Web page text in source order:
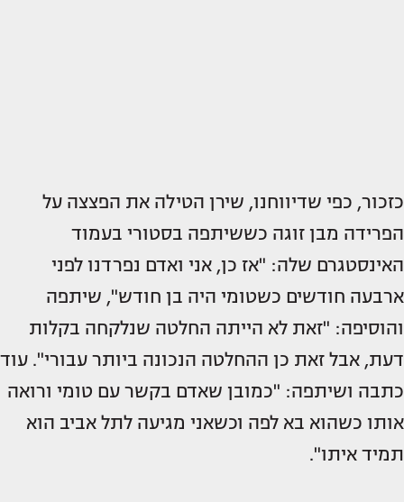
כזכור, כפי שדיווחנו, שירן הטילה את הפצצה על
הפרידה מבן זוגה כששיתפה בסטורי בעמוד
האינסטגרם שלה: "אז כן, אני ואדם נפרדנו לפני
ארבעה חודשים כשטומי היה בן חודש", שיתפה
והוסיפה: "זאת לא הייתה החלטה שנלקחה בקלות
דעת, אבל זאת כן ההחלטה הנכונה ביותר עבורי". עוד
כתבה ושיתפה: "כמובן שאדם בקשר עם טומי ורואה
אותו כשהוא בא לפה וכשאני מגיעה לתל אביב הוא
תמיד איתו".